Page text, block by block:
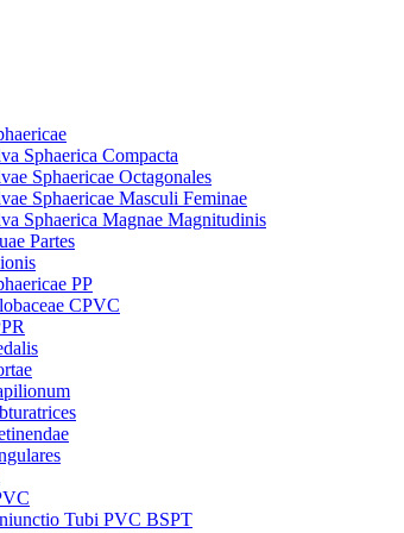
Sphaerica Compacta
Sphaericae Octagonales
Sphaericae Masculi Feminae
Sphaerica Magnae Magnitudinis
Partes
PP
CPVC
Tubi PVC BSPT